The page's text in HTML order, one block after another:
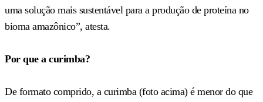
uma solução mais sustentável para a produção de proteína no
bioma amazônico”, atesta.
Por que a curimba?
De formato comprido, a curimba (foto acima) é menor do que